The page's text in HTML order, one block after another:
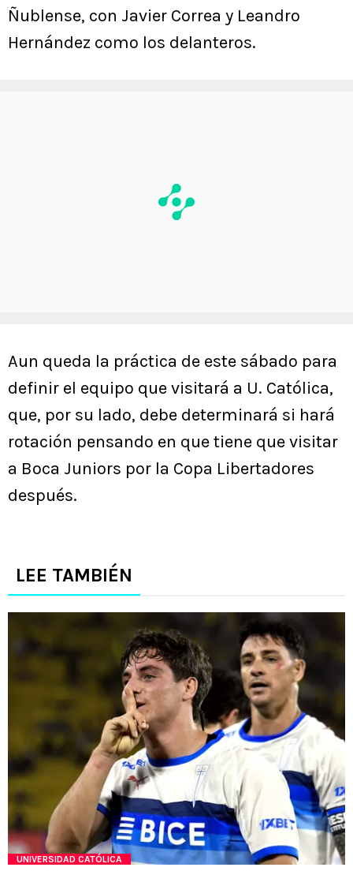
Ñublense, con Javier Correa y Leandro
Hernández como los delanteros.
Aun queda la práctica de este sábado para
definir el equipo que visitará a U. Católica,
que, por su lado, debe determinará si hará
rotación pensando en que tiene que visitar
a Boca Juniors por la Copa Libertadores
después.
LEE TAMBIÉN
UNIVERSIDAD CATÓLICA